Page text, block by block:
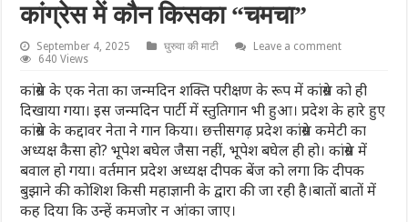
कांग्रेस में कौन किसका “चमचा”
September 4, 2025 घुरुवा की माटी
Leave a comment
640 Views
कांग्रेस के एक नेता का जन्मदिन शक्ति परीक्षण के रूप में कांग्रेस को ही
दिखाया गया। इस जन्मदिन पार्टी में स्तुतिगान भी हुआ। प्रदेश के हारे हुए
कांग्रेस के कद्दावर नेता ने गान किया। छत्तीसगढ़ प्रदेश कांग्रेस कमेटी का
अध्यक्ष कैसा हो? भूपेश बघेल जैसा नहीं, भूपेश बघेल ही हो। कांग्रेस में
बवाल हो गया। वर्तमान प्रदेश अध्यक्ष दीपक बेंज को लगा कि दीपक
बुझाने की कोशिश किसी महाज्ञानी के द्वारा की जा रही है।बातों बातों में
कह दिया कि उन्हें कमजोर न आंका जाए।